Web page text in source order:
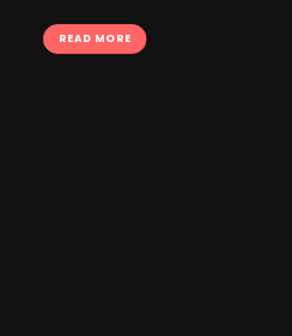
READ MORE